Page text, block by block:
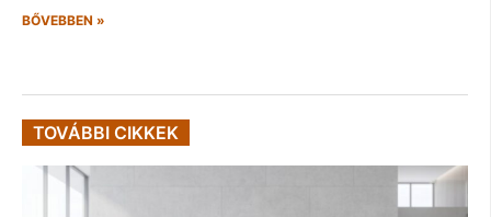
BŐVEBBEN »
TOVÁBBI CIKKEK